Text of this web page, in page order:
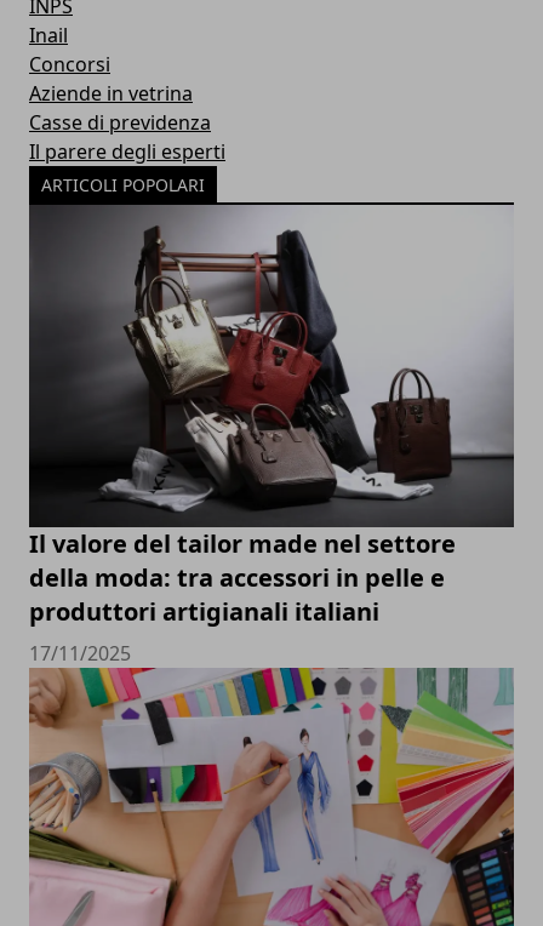
INPS
Inail
Concorsi
Aziende in vetrina
Casse di previdenza
Il parere degli esperti
ARTICOLI POPOLARI
Il valore del tailor made nel settore
della moda: tra accessori in pelle e
produttori artigianali italiani
17/11/2025